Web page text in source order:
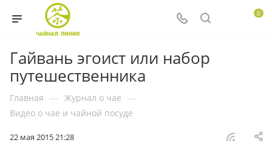
0
Гайвань эгоист или набор
путешественника
Главная — Журнал о чае —
Видео о чае и чайной посуде
22 мая 2015 21:28